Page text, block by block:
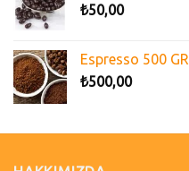
₺50,00
Espresso 500 GR
₺500,00